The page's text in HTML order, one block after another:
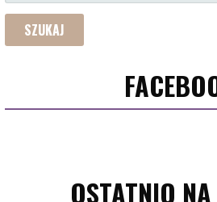
OSTATNIO